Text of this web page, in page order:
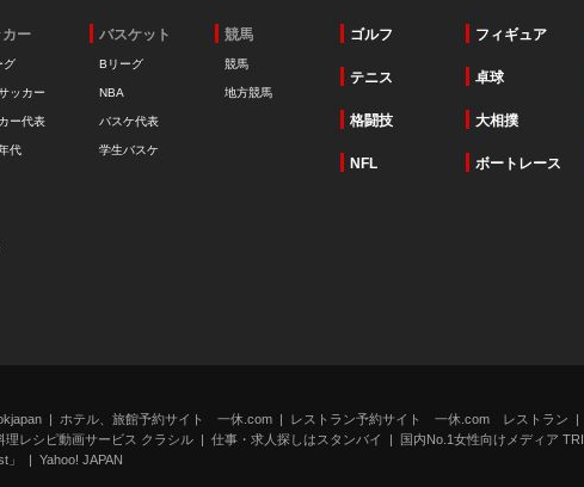
ー
グ
ッカー
ー代表
代
バスケット
Bリーグ
NBA
バスケ代表
学生バスケ
競馬
競馬
地方競馬
ゴルフ フィギュア
テニス 卓球
格闘技 大相撲
NFL ボートレース
ホテル、旅館予約サイト 一休.com
レストラン予約サイト 一休.com レストラン
理レシピ動画サービス クラシル 仕事・求人探しはスタンバイ
国内No.1女性向けメディア
Yahoo! JAPAN